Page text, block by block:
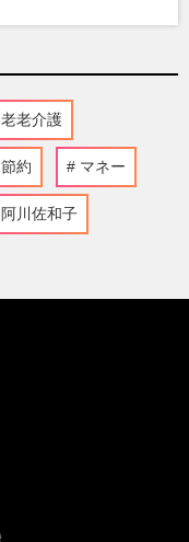
老老介護
節約 マネー
阿川佐和子